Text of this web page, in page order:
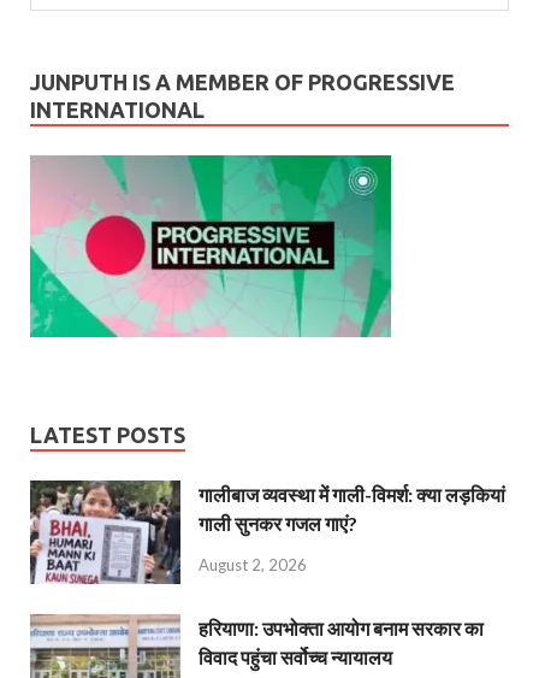
JUNPUTH IS A MEMBER OF PROGRESSIVE
INTERNATIONAL
LATEST POSTS
गालीबाज व्‍यवस्‍था में गाली-विमर्श: क्या लड़कियां
गाली सुनकर गजल गाएं?
August 2, 2026
हरियाणा: उपभोक्ता आयोग बनाम सरकार का
विवाद पहुंचा सर्वोच्च न्यायालय